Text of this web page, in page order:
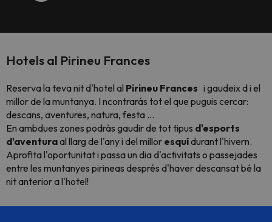
Hotels al Pirineu Frances
Reserva la teva nit d'hotel al Pirineu Frances i gaudeix di el
millor de lamuntanya. I ncontrarás tot el que puguis cercar:
descans, aventures, natura, festa ...
En ambdues zones podràs gaudir de tot tipus d'esports
d'aventuraal llarg de l'any i del millor esquídurant l'hivern.
Aprofita l'oportunitat i passa un dia d'activitats o passejades
entre les muntanyes pirineas després d'haver descansat bé la
nit anterior a l'hotel!